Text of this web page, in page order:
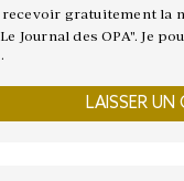
recevoir gratuitement la
Journal des OPA". Je